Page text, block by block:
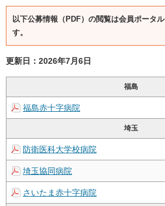
以下公募情報（PDF）の閲覧は会員ポータル
す。
更新日：2026年7月6日
福島
福島赤十字病院
埼玉
防衛医科大学校病院
埼玉協同病院
さいたま赤十字病院